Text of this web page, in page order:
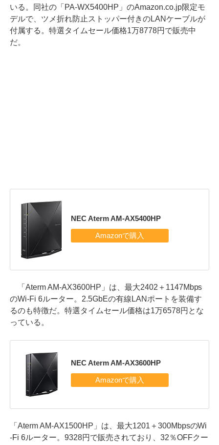
いる。同社の「PA-WX5400HP」のAmazon.co.jp限定モ
デルで、ツメ折れ防止ストッパー付きのLANケーブルが
付属する。特選タイムセール価格1万8778円で販売中
だ。
NEC Aterm AM-AX5400HP
「Aterm AM-AX3600HP」は、最大2402＋1147Mbps
のWi-Fi 6ルーター。2.5GbEの有線LANポートを装備す
るのも特徴だ。特選タイムセール価格は1万6578円とな
っている。
NEC Aterm AM-AX3600HP
「Aterm AM-AX1500HP」は、最大1201＋300MbpsのWi
-Fi 6ルーター。9328円で販売されており、32％OFFクー